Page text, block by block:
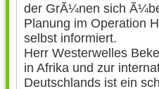
der GrÃ¼nen sich
Planung im Operation
selbst informiert.
Herr Westerwelles
in Afrika und zur
Deutschlands ist ein